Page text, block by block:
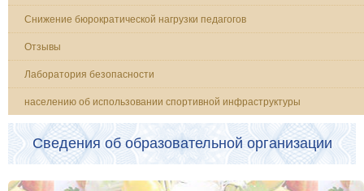
Снижение бюрократической нагрузки педагогов
Отзывы
Лаборатория безопасности
населению об использовании спортивной инфраструктуры
Сведения об образовательной организации